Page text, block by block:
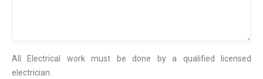
All Electrical work must be done by a qualified licensed
electrician.